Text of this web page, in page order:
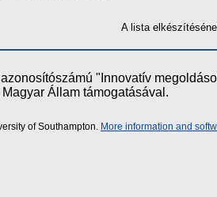
A lista
"Innovatív
Állam támogatásával.
of Southampton. More information and